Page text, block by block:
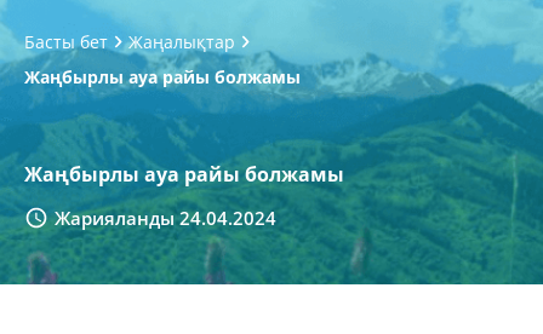
Басты бет
Жаңалықтар
Жаңбырлы ауа райы болжамы
Жаңбырлы ауа райы болжамы
Жарияланды 24.04.2024